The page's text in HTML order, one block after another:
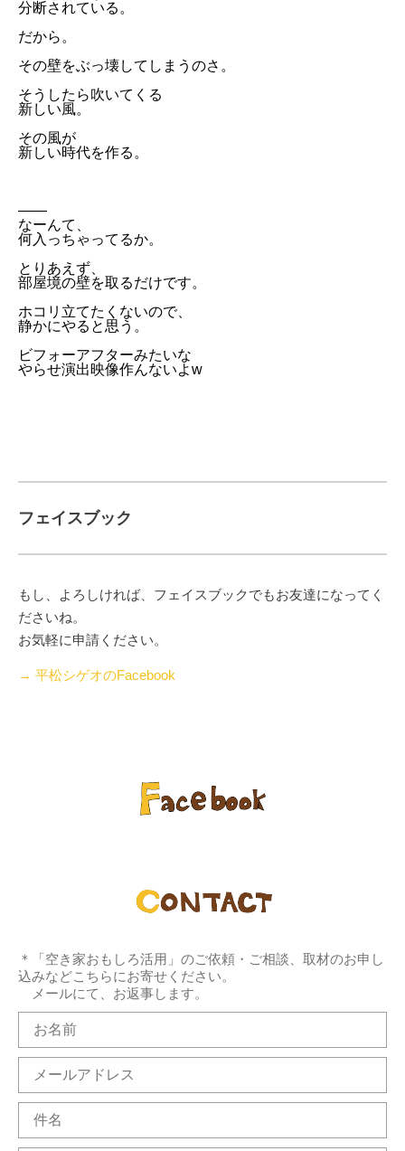
分断されている。
だから。
その壁をぶっ壊してしまうのさ。
そうしたら吹いてくる
新しい風。
その風が
新しい時代を作る。
——
なーんて、
何入っちゃってるか。
とりあえず、
部屋境の壁を取るだけです。
ホコリ立てたくないので、
静かにやると思う。
ビフォーアフターみたいな
やらせ演出映像作んないよw
フェイスブック
もし、よろしければ、フェイスブックでもお友達になってく
ださいね。
お気軽に申請ください。
→ 平松シゲオのFacebook
＊「空き家おもしろ活用」のご依頼・ご相談、取材のお申し
込みなどこちらにお寄せください。
メールにて、お返事します。